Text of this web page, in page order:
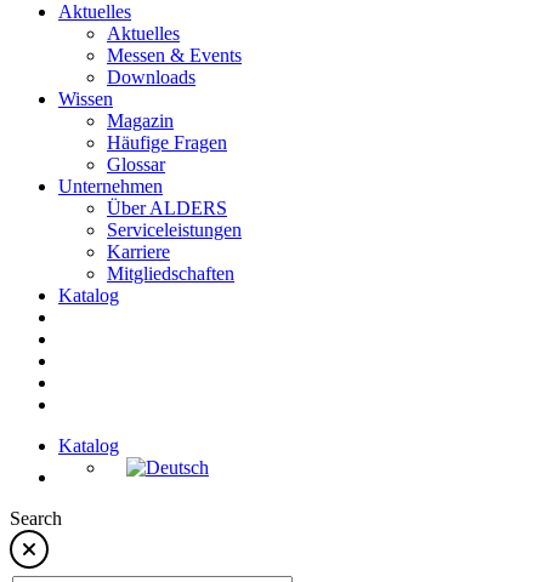
Aktuelles
Aktuelles
Messen & Events
Downloads
Wissen
Magazin
Häufige Fragen
Glossar
Unternehmen
Über ALDERS
Serviceleistungen
Karriere
Mitgliedschaften
Katalog
Katalog
Search